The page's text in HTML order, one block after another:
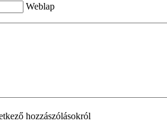
Weblap
hozzászólásokról